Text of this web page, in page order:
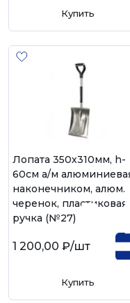
Купить
Лопата 350х310мм, h-
60см а/м
наконечником, алюм.
черенок, пластиковая
ручка (№27)
1 200,00 ₽/шт
Купить